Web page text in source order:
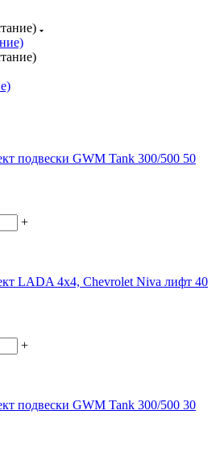
подвески GWM Tank 300/500 50
+
LADA 4x4, Chevrolet Niva лифт 40
+
подвески GWM Tank 300/500 30